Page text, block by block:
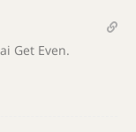
Get Even.